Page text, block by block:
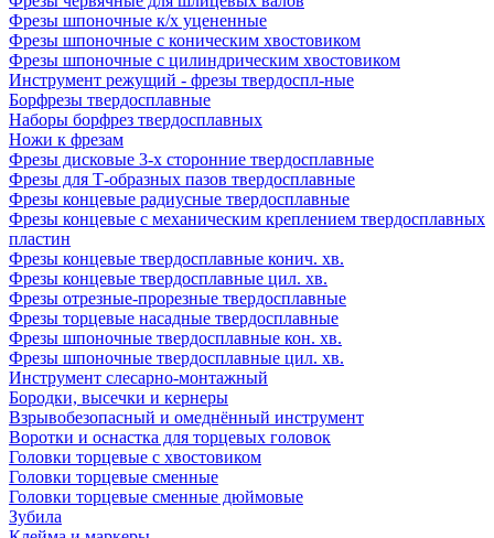
Фрезы шпоночные к/х уцененные
Фрезы шпоночные с коническим хвостовиком
Фрезы шпоночные с цилиндрическим хвостовиком
Инструмент режущий - фрезы твердоспл-ные
Борфрезы твердосплавные
Наборы борфрез твердосплавных
Ножи к фрезам
Фрезы дисковые 3-х сторонние твердосплавные
Фрезы для Т-образных пазов твердосплавные
Фрезы концевые радиусные твердосплавные
Фрезы концевые с механическим креплением твердосплавных
пластин
Фрезы концевые твердосплавные конич. хв.
Фрезы концевые твердосплавные цил. хв.
Фрезы отрезные-прорезные твердосплавные
Фрезы торцевые насадные твердосплавные
Фрезы шпоночные твердосплавные кон. хв.
Фрезы шпоночные твердосплавные цил. хв.
Инструмент слесарно-монтажный
Бородки, высечки и кернеры
Взрывобезопасный и омеднённый инструмент
Воротки и оснаcтка для торцевых головок
Головки торцевые с хвостовиком
Головки торцевые сменные
Головки торцевые сменные дюймовые
Зубила